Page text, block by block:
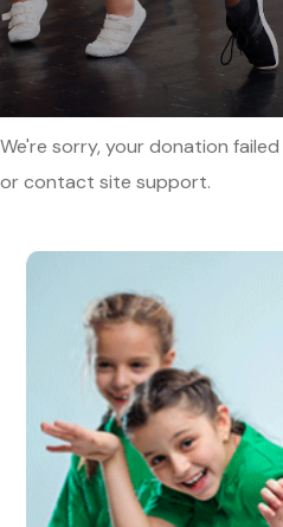
We're sorry, your donation
or contact site support.